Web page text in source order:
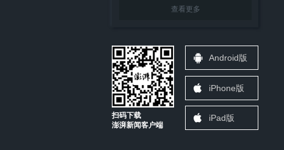
查看更多
扫码下载
澎湃新闻客户端
Android版
iPhone版
iPad版